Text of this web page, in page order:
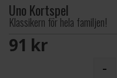
Uno Kortspel
Klassikern för hela familjen!
91 SEK
-